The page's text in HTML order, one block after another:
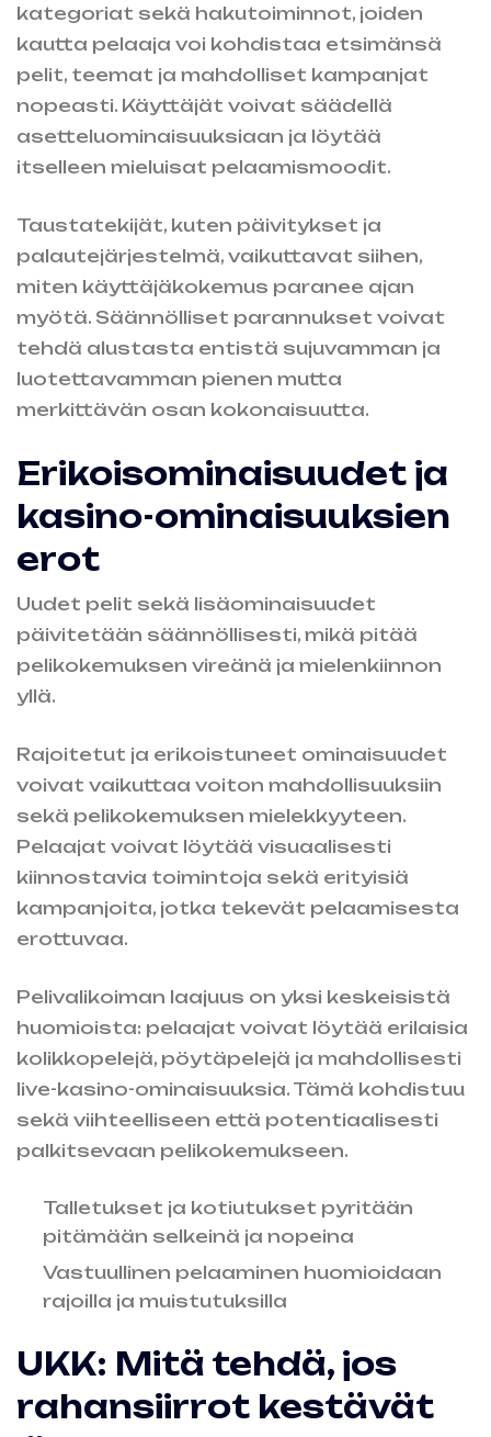
kategoriat sekä hakutoiminnot, joiden
kautta pelaaja voi kohdistaa etsimänsä
pelit, teemat ja mahdolliset kampanjat
nopeasti. Käyttäjät voivat säädellä
asetteluominaisuuksiaan ja löytää
itselleen mieluisat pelaamismoodit.
Taustatekijät, kuten päivitykset ja
palautejärjestelmä, vaikuttavat siihen,
miten käyttäjäkokemus paranee ajan
myötä. Säännölliset parannukset voivat
tehdä alustasta entistä sujuvamman ja
luotettavamman pienen mutta
merkittävän osan kokonaisuutta.
Erikoisominaisuudet ja
kasino-ominaisuuksien
erot
Uudet pelit sekä lisäominaisuudet
päivitetään säännöllisesti, mikä pitää
pelikokemuksen vireänä ja mielenkiinnon
yllä.
Rajoitetut ja erikoistuneet ominaisuudet
voivat vaikuttaa voiton mahdollisuuksiin
sekä pelikokemuksen mielekkyyteen.
Pelaajat voivat löytää visuaalisesti
kiinnostavia toimintoja sekä erityisiä
kampanjoita, jotka tekevät pelaamisesta
erottuvaa.
Pelivalikoiman laajuus on yksi keskeisistä
huomioista: pelaajat voivat löytää erilaisia
kolikkopelejä, pöytäpelejä ja mahdollisesti
live-kasino-ominaisuuksia. Tämä kohdistuu
sekä viihteelliseen että potentiaalisesti
palkitsevaan pelikokemukseen.
Talletukset ja kotiutukset pyritään
pitämään selkeinä ja nopeina
Vastuullinen pelaaminen huomioidaan
rajoilla ja muistutuksilla
UKK: Mitä tehdä, jos
rahansiirrot kestävät